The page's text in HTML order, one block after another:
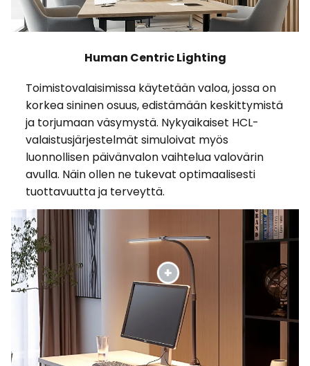
Human Centric Lighting
Toimistovalaisimissa käytetään valoa, jossa on
korkea sininen osuus, edistämään keskittymistä
ja torjumaan väsymystä. Nykyaikaiset HCL-
valaistusjärjestelmät simuloivat myös
luonnollisen päivänvalon vaihtelua valovärin
avulla. Näin ollen ne tukevat optimaalisesti
tuottavuutta ja terveyttä.